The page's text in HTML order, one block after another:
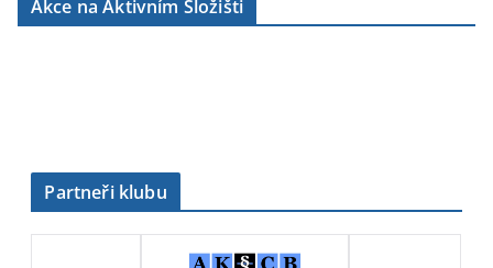
Akce na Aktivním Složišti
Partneři klubu